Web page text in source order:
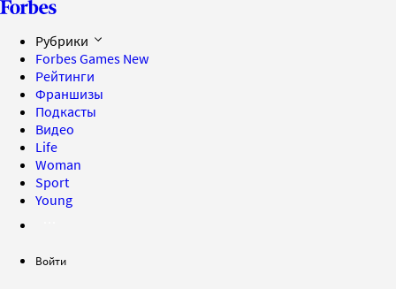
Рубрики
Forbes Games New
Рейтинги
Франшизы
Подкасты
Видео
Life
Woman
Sport
Young
Войти